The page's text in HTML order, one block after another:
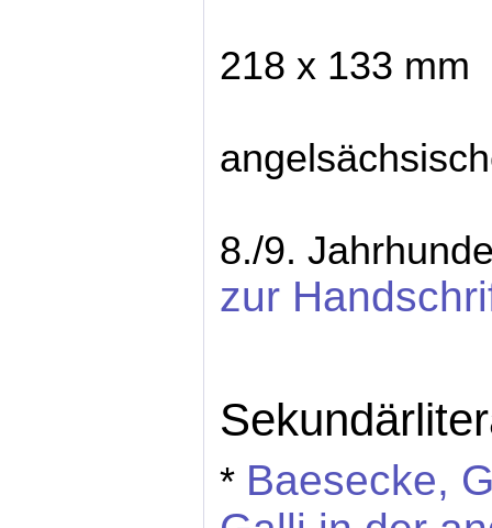
218 x 133 mm
8./9.
zur
* Baesecke,